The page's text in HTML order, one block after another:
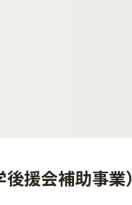
援会補助事業）